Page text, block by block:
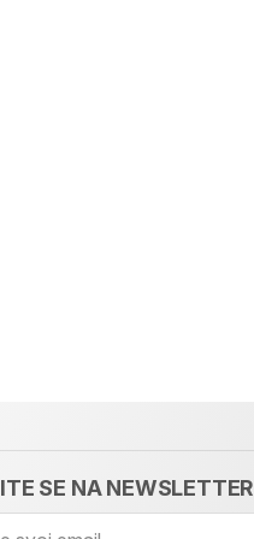
SE NA NEWSLETTER